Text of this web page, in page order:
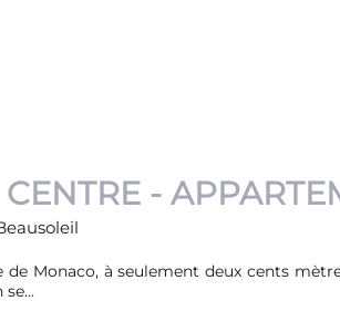
-
Monaco, à seulement deux cents